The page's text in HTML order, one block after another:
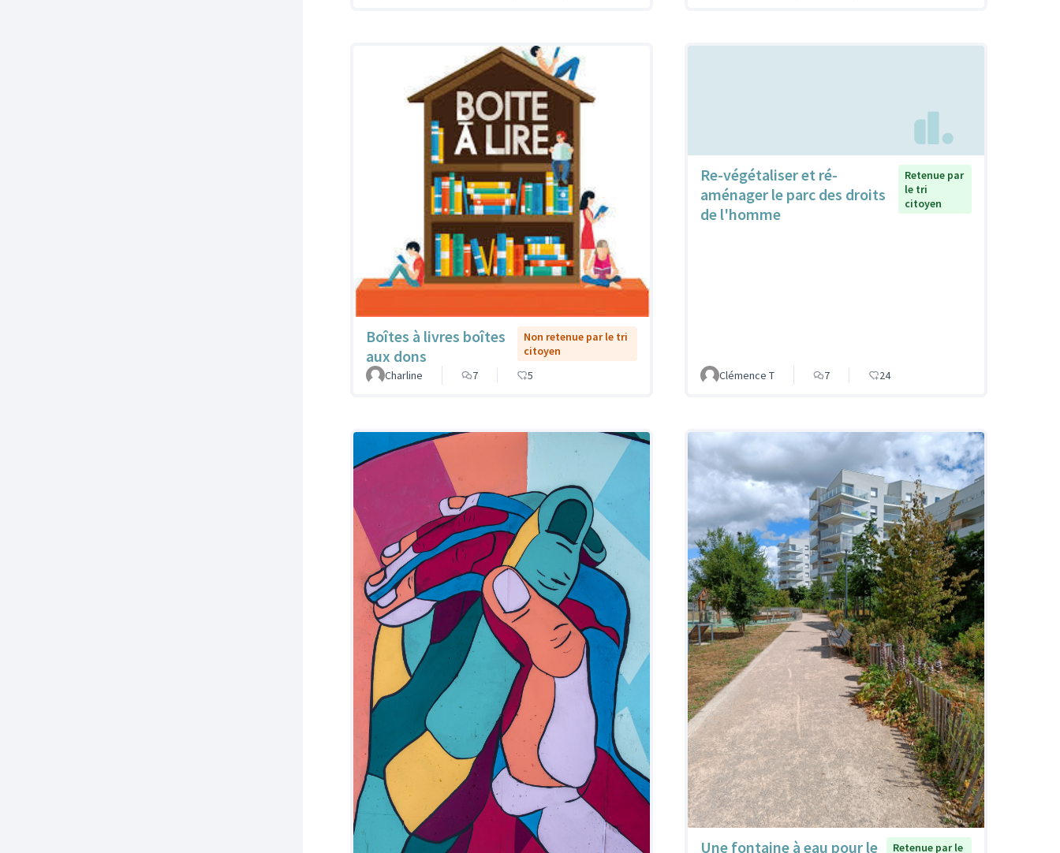
Boîtes à livres boîtes
aux dons
Non retenue par le tri
citoyen
Charline
7 5
Re-végétaliser et ré-
aménager le parc des droits
de l'homme
Retenue par
le tri
citoyen
Clémence T 7 24
Une fontaine à eau pour le Retenue par le